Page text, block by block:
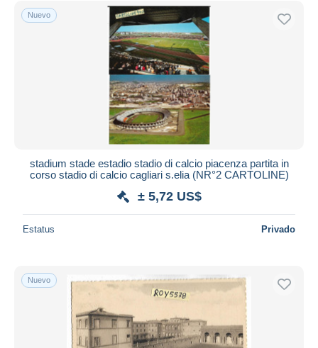
Aplicar
Nuevo
stadium stade estadio stadio di calcio piacenza partita in
corso stadio di calcio cagliari s.elia (NR°2 CARTOLINE)
± 5,72 US$
Estatus Privado
Nuevo